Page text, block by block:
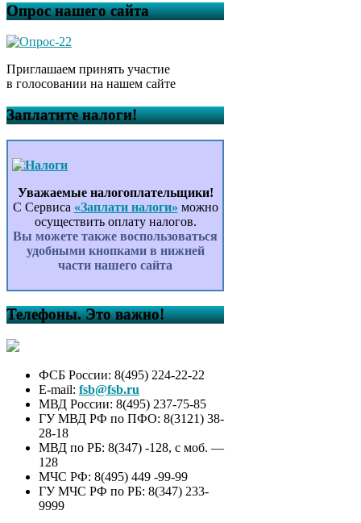
Опрос нашего сайта
Приглашаем принять участие
в голосовании на нашем сайте
Заплатите налоги!
Уважаемые налогоплательщики!
С Сервиса «Заплати налоги» можно
осуществить оплату налогов.
Вы можете также воспользоваться
удобными кнопками в нижней
части нашего сайта
Телефоны. Это важно!
ФСБ России: 8(495) 224-22-22
E-mail: fsb@fsb.ru
МВД России: 8(495) 237-75-85
ГУ МВД РФ по ПФО: 8(3121) 38-
28-18
МВД по РБ: 8(347) -128, с моб. —
128
МЧС РФ: 8(495) 449 -99-99
ГУ МЧС РФ по РБ: 8(347) 233-
9999